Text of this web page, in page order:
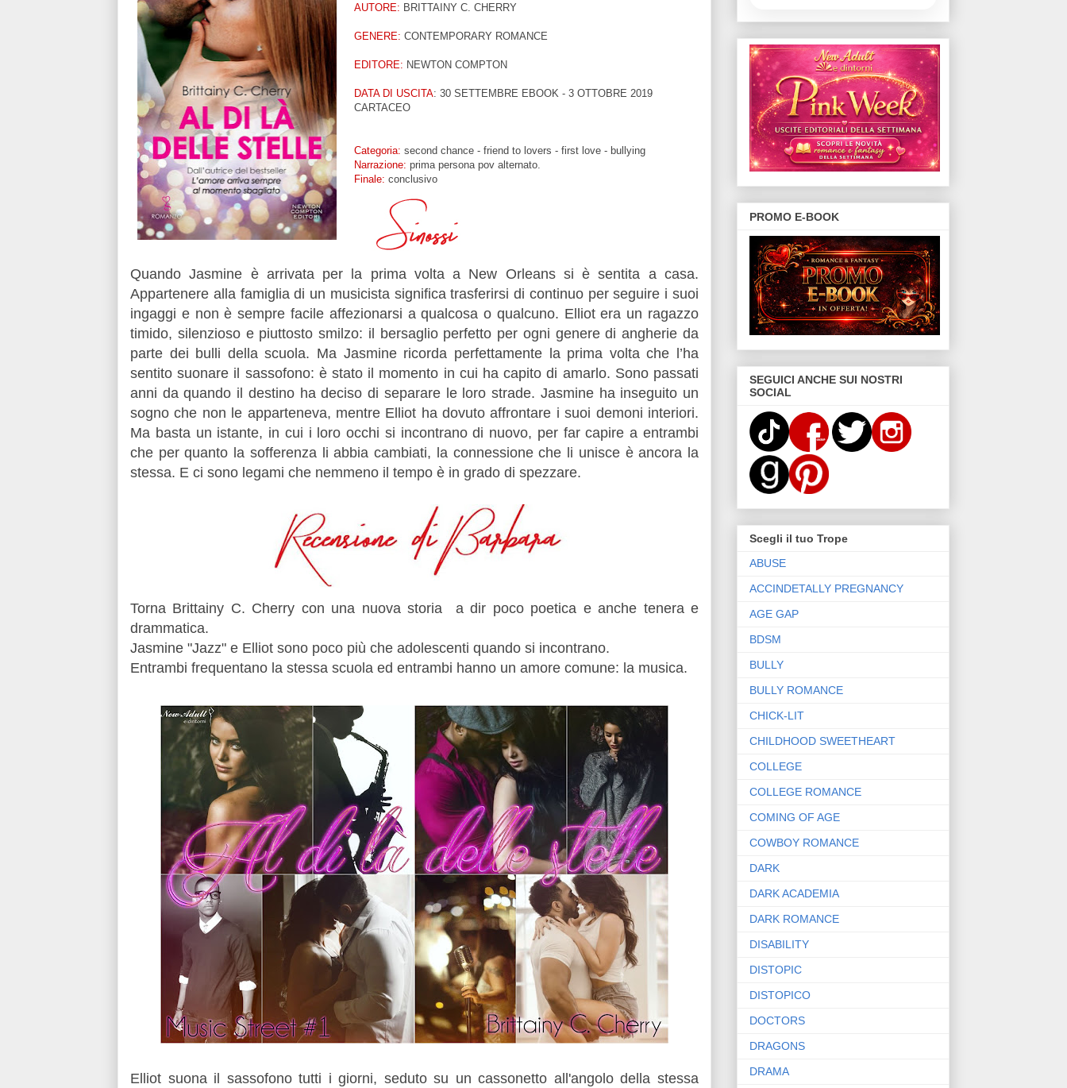
AUTORE: BRITTAINY C. CHERRY
GENERE: CONTEMPORARY ROMANCE
EDITORE: NEWTON COMPTON
DATA DI USCITA: 30 SETTEMBRE EBOOK - 3 OTTOBRE 2019
CARTACEO
Categoria: second chance - friend to lovers - first love - bullying
Narrazione: prima persona pov alternato.
Finale: conclusivo
Quando Jasmine è arrivata per la prima volta a New Orleans si è sentita a casa.
Appartenere alla famiglia di un musicista significa trasferirsi di continuo per seguire i suoi
ingaggi e non è sempre facile affezionarsi a qualcosa o qualcuno. Elliot era un ragazzo
timido, silenzioso e piuttosto smilzo: il bersaglio perfetto per ogni genere di angherie da
parte dei bulli della scuola. Ma Jasmine ricorda perfettamente la prima volta che l’ha
sentito suonare il sassofono: è stato il momento in cui ha capito di amarlo. Sono passati
anni da quando il destino ha deciso di separare le loro strade. Jasmine ha inseguito un
sogno che non le apparteneva, mentre Elliot ha dovuto affrontare i suoi demoni interiori.
Ma basta un istante, in cui i loro occhi si incontrano di nuovo, per far capire a entrambi
che per quanto la sofferenza li abbia cambiati, la connessione che li unisce è ancora la
stessa. E ci sono legami che nemmeno il tempo è in grado di spezzare.
Torna Brittainy C. Cherry con una nuova storia a dir poco poetica e anche tenera e
drammatica.
Jasmine "Jazz" e Elliot sono poco più che adolescenti quando si incontrano.
Entrambi frequentano la stessa scuola ed entrambi hanno un amore comune: la musica.
Elliot suona il sassofono tutti i giorni, seduto su un cassonetto all'angolo della stessa
PROMO E-BOOK
SEGUICI ANCHE SUI NOSTRI
SOCIAL
Scegli il tuo Trope
ABUSE
ACCINDETALLY PREGNANCY
AGE GAP
BDSM
BULLY
BULLY ROMANCE
CHICK-LIT
CHILDHOOD SWEETHEART
COLLEGE
COLLEGE ROMANCE
COMING OF AGE
COWBOY ROMANCE
DARK
DARK ACADEMIA
DARK ROMANCE
DISABILITY
DISTOPIC
DISTOPICO
DOCTORS
DRAGONS
DRAMA